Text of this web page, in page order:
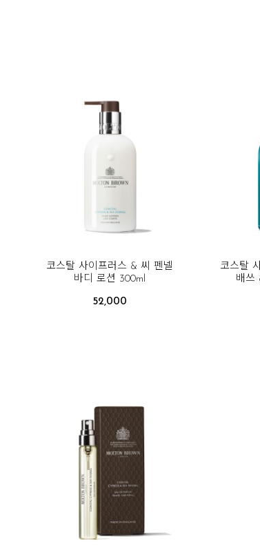
코스탈 사이프러스 & 씨 펜넬
바디 로션 300ml
52,000
코스탈
배쓰